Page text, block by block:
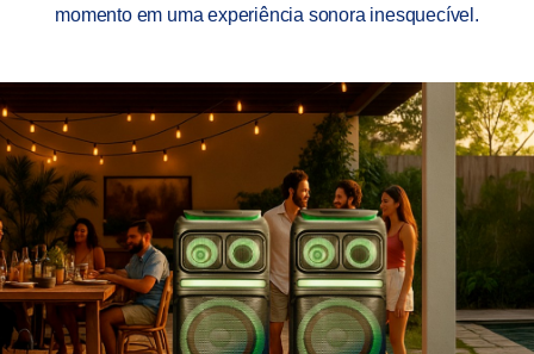
momento em uma experiência sonora inesquecível.